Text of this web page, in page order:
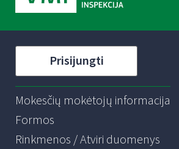
Prisijungti
Mokesčių mokėtojų informacija
Formos
Rinkmenos / Atviri duomenys